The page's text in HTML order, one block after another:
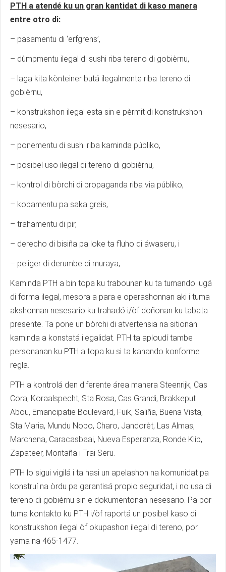
PTH a atendé ku un gran kantidat di kaso manera
entre otro di:
– pasamentu di ‘erfgrens’,
– dùmpmentu ilegal di sushi riba tereno di gobièrnu,
– laga kita kònteiner butá ilegalmente riba tereno di
gobièrnu,
– konstrukshon ilegal esta sin e pèrmit di konstrukshon
nesesario,
– ponementu di sushi riba kaminda públiko,
– posibel uso ilegal di tereno di gobièrnu,
– kontrol di bòrchi di propaganda riba via públiko,
– kobamentu pa saka greis,
– trahamentu di pir,
– derecho di bisiña pa loke ta fluho di áwaseru, i
– peliger di derumbe di muraya,
Kaminda PTH a bin topa ku trabounan ku ta tumando lugá
di forma ilegal, mesora a para e operashonnan aki i tuma
akshonnan nesesario ku trahadó i/òf doñonan ku tabata
presente. Ta pone un bòrchi di atvertensia na sitionan
kaminda a konstatá ilegalidat. PTH ta aploudí tambe
personanan ku PTH a topa ku si ta kanando konforme
regla.
PTH a kontrolá den diferente área manera Steenrijk, Cas
Cora, Koraalspecht, Sta Rosa, Cas Grandi, Brakkeput
Abou, Emancipatie Boulevard, Fuik, Saliña, Buena Vista,
Sta Maria, Mundu Nobo, Charo, Jandorèt, Las Almas,
Marchena, Caracasbaai, Nueva Esperanza, Ronde Klip,
Zapateer, Montaña i Trai Seru.
PTH lo sigui vigilá i ta hasi un apelashon na komunidat pa
konstruí na òrdu pa garantisá propio seguridat, i no usa di
tereno di gobièrnu sin e dokumentonan nesesario. Pa por
tuma kontakto ku PTH i/òf raportá un posibel kaso di
konstrukshon ilegal òf okupashon ilegal di tereno, por
yama na 465-1477.